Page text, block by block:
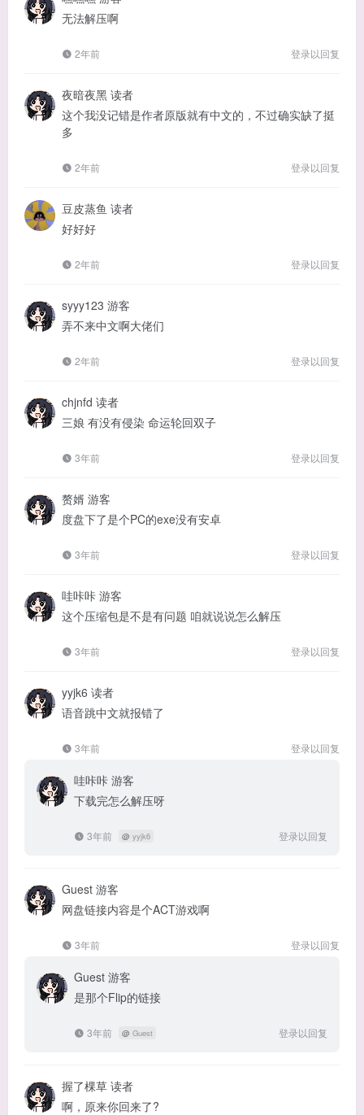
无法解压啊
2年前 登录以回复
夜暗夜黑 读者
这个我没记错是作者原版就有中文的，不过确实缺了挺
多
2年前 登录以回复
豆皮蒸鱼 读者
好好好
2年前 登录以回复
syyy123 游客
弄不来中文啊大佬们
2年前 登录以回复
chjnfd 读者
三娘 有没有侵染 命运轮回双子
3年前 登录以回复
赘婿 游客
度盘下了是个PC的exe没有安卓
3年前 登录以回复
哇咔咔 游客
这个压缩包是不是有问题 咱就说说怎么解压
3年前 登录以回复
yyjk6 读者
语音跳中文就报错了
3年前 登录以回复
哇咔咔 游客
下载完怎么解压呀
3年前 @ yyjk6 登录以回复
Guest 游客
网盘链接内容是个ACT游戏啊
3年前 登录以回复
Guest 游客
是那个Flip的链接
3年前 @ Guest 登录以回复
握了棵草 读者
啊，原来你回来了?